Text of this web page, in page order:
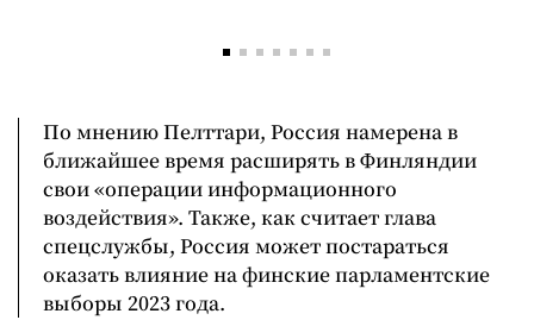
По мнению Пелттари, Россия намерена в
ближайшее время расширять в Финляндии
свои «операции информационного
воздействия». Также, как считает глава
спецслужбы, Россия может постараться
оказать влияние на финские парламентские
выборы 2023 года.